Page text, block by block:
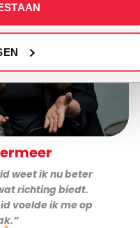
weet ik nu beter
richting biedt.
voelde ik me op